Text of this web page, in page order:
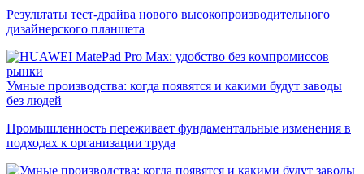
Результаты тест-драйва нового высокопроизводительного
дизайнерского планшета
рынки
Умные производства: когда появятся и какими будут заводы
без людей
Промышленность переживает фундаментальные изменения в
подходах к организации труда